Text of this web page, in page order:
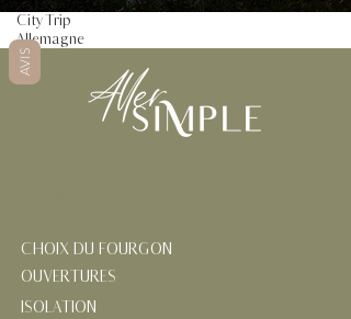
City Trip
Allemagne
CHOIX DU FOURGON
OUVERTURES
ISOLATION
AVIS